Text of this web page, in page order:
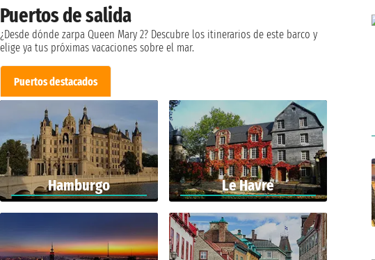
Puertos de salida
¿Desde dónde zarpa Queen Mary 2? Descubre los itinerarios de este barco y
elige ya tus próximas vacaciones sobre el mar.
Puertos destacados
Hamburgo Le Havre